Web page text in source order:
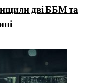
дві ББМ та